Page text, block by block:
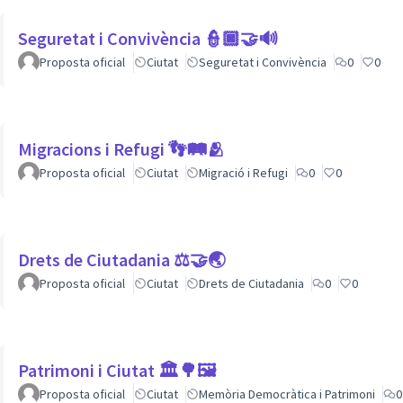
Seguretat i Convivència 👮🏿🤝🔊
Proposta oficial Ciutat Seguretat i Convivència 0 0
Migracions i Refugi 👣🛤🫂
Proposta oficial Ciutat Migració i Refugi 0 0
Drets de Ciutadania ⚖️🤝🌏
Proposta oficial Ciutat Drets de Ciutadania 0 0
Patrimoni i Ciutat 🏛🌳🖼
Proposta oficial Ciutat Memòria Democràtica i Patrimoni 0